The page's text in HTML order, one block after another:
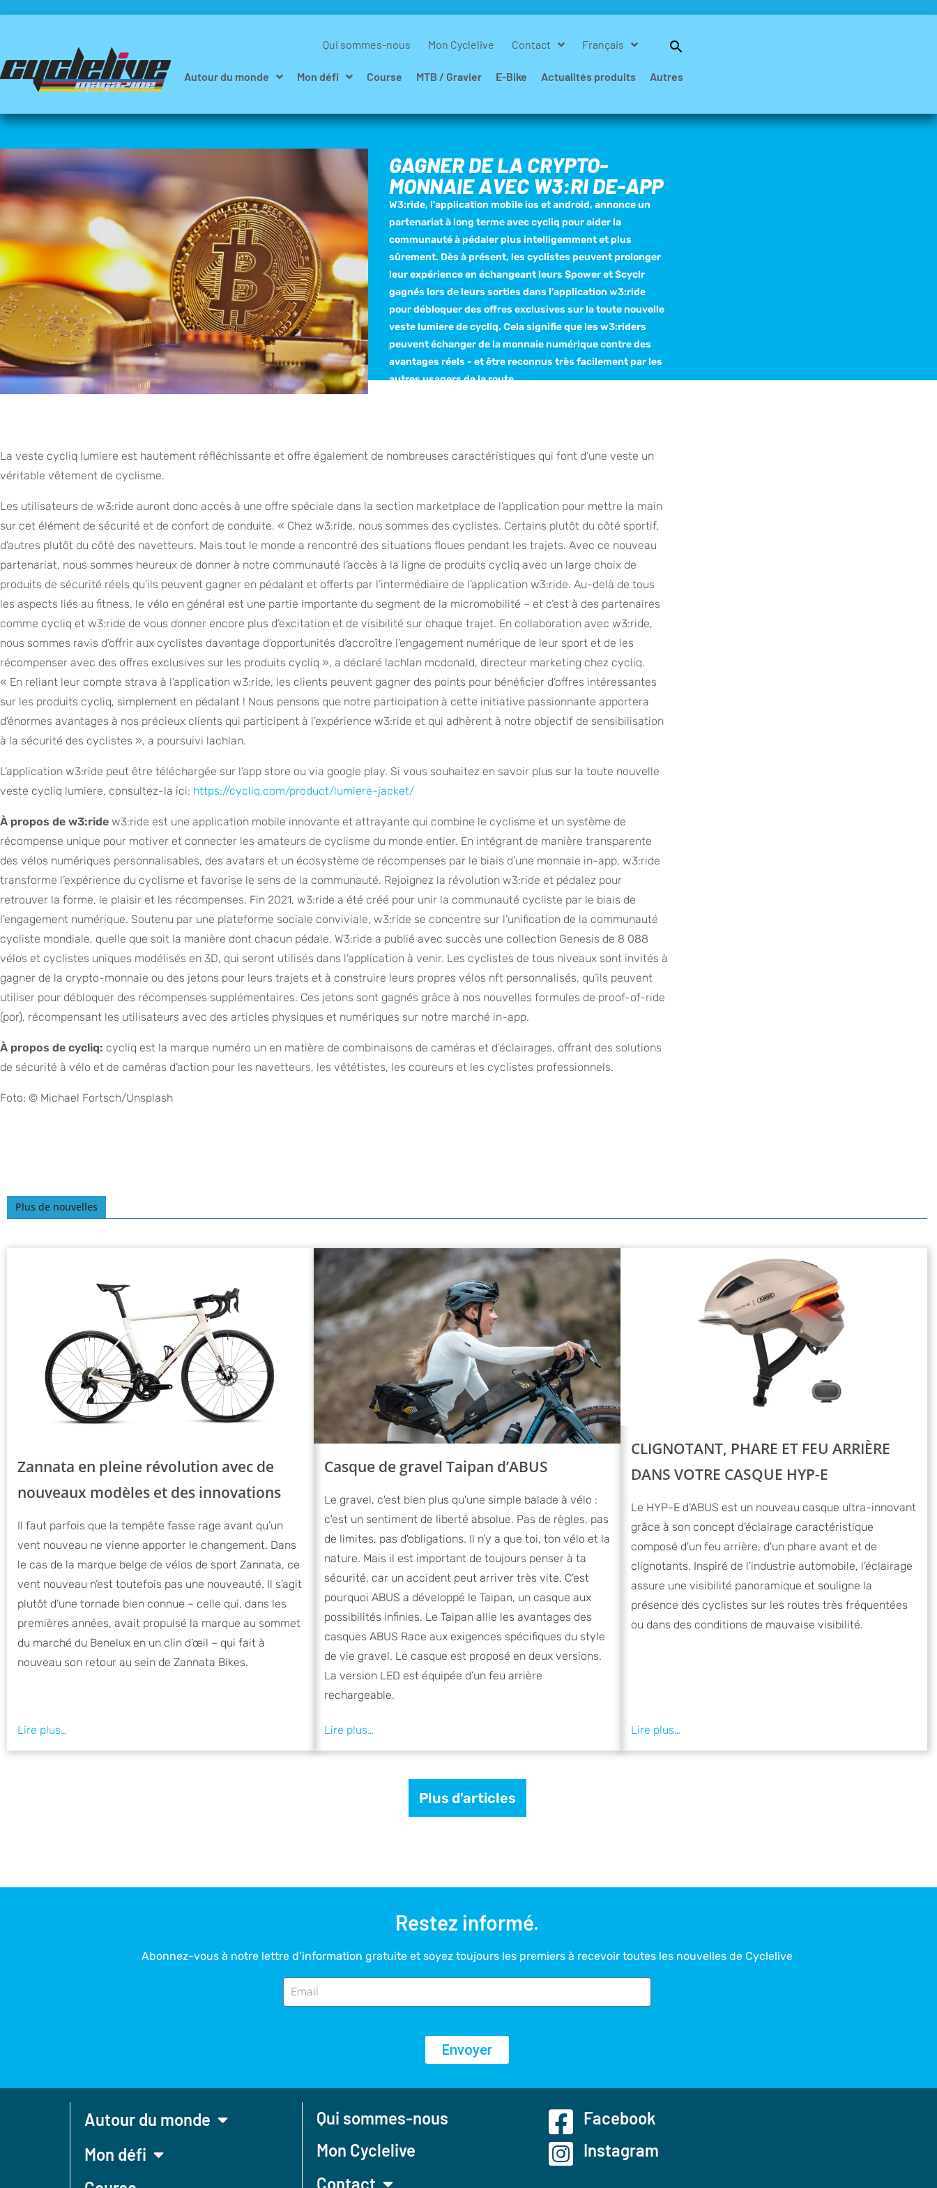
Qui sommes-nous Mon Cyclelive Contact Français
Autour du monde
Mon défi Course MTB / Gravier E-Bike Actualités produits Autres
GAGNER DE LA CRYPTO-
MONNAIE AVEC W3:RI DE-APP
W3:ride, l'application mobile ios et android, annonce un
partenariat à long terme avec cycliq pour aider la
communauté à pédaler plus intelligemment et plus
sûrement. Dès à présent, les cyclistes peuvent prolonger
leur expérience en échangeant leurs $power et $cyclr
gagnés lors de leurs sorties dans l'application w3:ride
pour débloquer des offres exclusives sur la toute nouvelle
veste lumiere de cycliq. Cela signifie que les w3:riders
peuvent échanger de la monnaie numérique contre des
avantages réels - et être reconnus très facilement par les
autres usagers de la route.
La veste cycliq lumiere est hautement réfléchissante et offre également de nombreuses caractéristiques qui font d’une veste un
véritable vêtement de cyclisme.
Les utilisateurs de w3:ride auront donc accès à une offre spéciale dans la section marketplace de l’application pour mettre la main
sur cet élément de sécurité et de confort de conduite. « Chez w3:ride, nous sommes des cyclistes. Certains plutôt du côté sportif,
d’autres plutôt du côté des navetteurs. Mais tout le monde a rencontré des situations floues pendant les trajets. Avec ce nouveau
partenariat, nous sommes heureux de donner à notre communauté l’accès à la ligne de produits cycliq avec un large choix de
produits de sécurité réels qu’ils peuvent gagner en pédalant et offerts par l’intermédiaire de l’application w3:ride. Au-delà de tous
les aspects liés au fitness, le vélo en général est une partie importante du segment de la micromobilité – et c’est à des partenaires
comme cycliq et w3:ride de vous donner encore plus d’excitation et de visibilité sur chaque trajet. En collaboration avec w3:ride,
nous sommes ravis d’offrir aux cyclistes davantage d’opportunités d’accroître l’engagement numérique de leur sport et de les
récompenser avec des offres exclusives sur les produits cycliq », a déclaré lachlan mcdonald, directeur marketing chez cycliq.
« En reliant leur compte strava à l’application w3:ride, les clients peuvent gagner des points pour bénéficier d’offres intéressantes
sur les produits cycliq, simplement en pédalant ! Nous pensons que notre participation à cette initiative passionnante apportera
d’énormes avantages à nos précieux clients qui participent à l’expérience w3:ride et qui adhèrent à notre objectif de sensibilisation
à la sécurité des cyclistes », a poursuivi lachlan.
L’application w3:ride peut être téléchargée sur l’app store ou via google play. Si vous souhaitez en savoir plus sur la toute nouvelle
veste cycliq lumiere, consultez-la ici: https://cycliq.com/product/lumiere-jacket/
À propos de w3:ride w3:ride est une application mobile innovante et attrayante qui combine le cyclisme et un système de
récompense unique pour motiver et connecter les amateurs de cyclisme du monde entier. En intégrant de manière transparente
des vélos numériques personnalisables, des avatars et un écosystème de récompenses par le biais d’une monnaie in-app, w3:ride
transforme l’expérience du cyclisme et favorise le sens de la communauté. Rejoignez la révolution w3:ride et pédalez pour
retrouver la forme, le plaisir et les récompenses. Fin 2021, w3:ride a été créé pour unir la communauté cycliste par le biais de
l’engagement numérique. Soutenu par une plateforme sociale conviviale, w3:ride se concentre sur l’unification de la communauté
cycliste mondiale, quelle que soit la manière dont chacun pédale. W3:ride a publié avec succès une collection Genesis de 8 088
vélos et cyclistes uniques modélisés en 3D, qui seront utilisés dans l’application à venir. Les cyclistes de tous niveaux sont invités à
gagner de la crypto-monnaie ou des jetons pour leurs trajets et à construire leurs propres vélos nft personnalisés, qu’ils peuvent
utiliser pour débloquer des récompenses supplémentaires. Ces jetons sont gagnés grâce à nos nouvelles formules de proof-of-ride
(por), récompensant les utilisateurs avec des articles physiques et numériques sur notre marché in-app.
À propos de cycliq: cycliq est la marque numéro un en matière de combinaisons de caméras et d’éclairages, offrant des solutions
de sécurité à vélo et de caméras d’action pour les navetteurs, les vététistes, les coureurs et les cyclistes professionnels.
Foto: © Michael Fortsch/Unsplash
Plus de nouvelles
Zannata en pleine révolution avec de
nouveaux modèles et des innovations
Il faut parfois que la tempête fasse rage avant qu’un
vent nouveau ne vienne apporter le changement. Dans
le cas de la marque belge de vélos de sport Zannata, ce
vent nouveau n’est toutefois pas une nouveauté. Il s’agit
plutôt d’une tornade bien connue – celle qui, dans les
premières années, avait propulsé la marque au sommet
du marché du Benelux en un clin d’œil – qui fait à
nouveau son retour au sein de Zannata Bikes.
Casque de gravel Taipan d’ABUS
Le gravel, c'est bien plus qu'une simple balade à vélo :
c'est un sentiment de liberté absolue. Pas de règles, pas
de limites, pas d'obligations. Il n’y a que toi, ton vélo et la
nature. Mais il est important de toujours penser à ta
sécurité, car un accident peut arriver très vite. C’est
pourquoi ABUS a développé le Taipan, un casque aux
possibilités infinies. Le Taipan allie les avantages des
casques ABUS Race aux exigences spécifiques du style
de vie gravel. Le casque est proposé en deux versions.
La version LED est équipée d’un feu arrière
rechargeable.
CLIGNOTANT, PHARE ET FEU ARRIÈRE
DANS VOTRE CASQUE HYP-E
Le HYP-E d'ABUS est un nouveau casque ultra-innovant
grâce à son concept d'éclairage caractéristique
composé d'un feu arrière, d'un phare avant et de
clignotants. Inspiré de l'industrie automobile, l'éclairage
assure une visibilité panoramique et souligne la
présence des cyclistes sur les routes très fréquentées
ou dans des conditions de mauvaise visibilité.
Plus d'articles
Restez informé.
Abonnez-vous à notre lettre d’information gratuite et soyez toujours les premiers à recevoir toutes les nouvelles de Cyclelive
Envoyer
Autour du monde
Mon défi
Qui sommes-nous
Mon Cyclelive
Contact
Facebook
Instagram